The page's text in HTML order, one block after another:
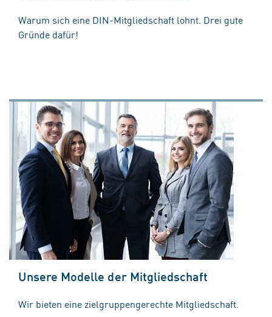
Warum sich eine DIN-Mitgliedschaft lohnt. Drei gute
Gründe dafür!
Unsere Modelle der Mitgliedschaft
Wir bieten eine zielgruppengerechte Mitgliedschaft.